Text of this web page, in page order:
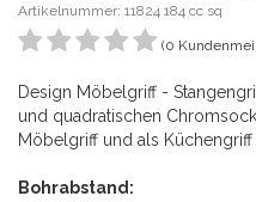
Artikelnummer: 11824 184 cc sq
(0
Design Möbelgriff -
und quadratischen
Möbelgriff und als
Bohrabstand: